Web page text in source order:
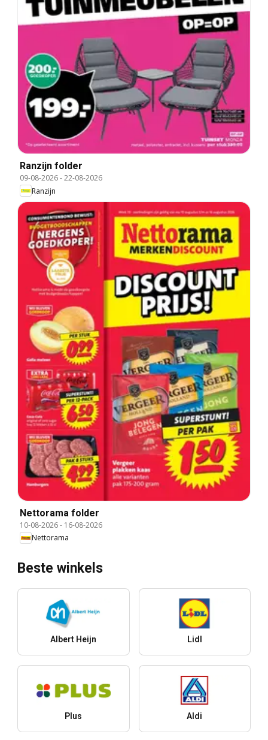
Ranzijn folder
09-08-2026-22-08-2026
Ranzijn
Nettorama folder
10-08-2026- 16-08-2026
Nettorama
Beste winkels
Albert Heijn Lidl
Plus Aldi